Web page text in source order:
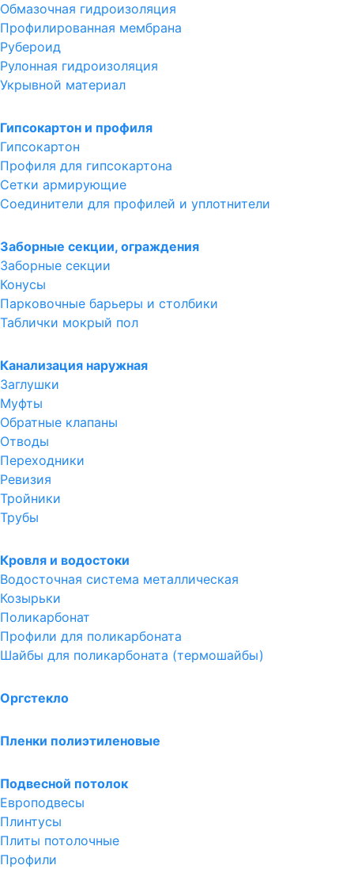
Обмазочная гидроизоляция
Профилированная мембрана
Рубероид
Рулонная гидроизоляция
Укрывной материал
Гипсокартон и профиля
Гипсокартон
Профиля для гипсокартона
Сетки армирующие
Соединители для профилей и уплотнители
Заборные секции, ограждения
Заборные секции
Конусы
Парковочные барьеры и столбики
Таблички мокрый пол
Канализация наружная
Заглушки
Муфты
Обратные клапаны
Отводы
Переходники
Ревизия
Тройники
Трубы
Кровля и водостоки
Водосточная система металлическая
Козырьки
Поликарбонат
Профили для поликарбоната
Шайбы для поликарбоната (термошайбы)
Оргстекло
Пленки полиэтиленовые
Подвесной потолок
Европодвесы
Плинтусы
Плиты потолочные
Профили